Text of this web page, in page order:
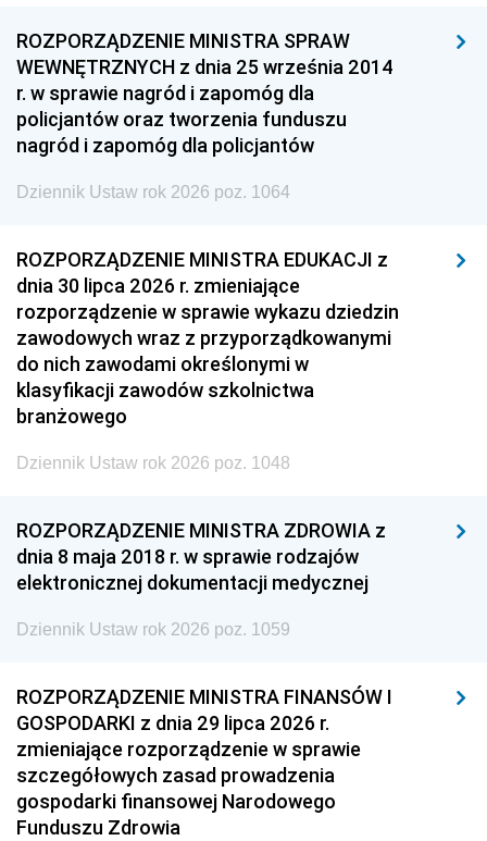
ROZPORZĄDZENIE MINISTRA SPRAW
WEWNĘTRZNYCH z dnia 25 września 2014
r. w sprawie nagród i zapomóg dla
policjantów oraz tworzenia funduszu
nagród i zapomóg dla policjantów
Dziennik Ustaw rok 2026 poz. 1064
ROZPORZĄDZENIE MINISTRA EDUKACJI z
dnia 30 lipca 2026 r. zmieniające
rozporządzenie w sprawie wykazu dziedzin
zawodowych wraz z przyporządkowanymi
do nich zawodami określonymi w
klasyfikacji zawodów szkolnictwa
branżowego
Dziennik Ustaw rok 2026 poz. 1048
ROZPORZĄDZENIE MINISTRA ZDROWIA z
dnia 8 maja 2018 r. w sprawie rodzajów
elektronicznej dokumentacji medycznej
Dziennik Ustaw rok 2026 poz. 1059
ROZPORZĄDZENIE MINISTRA FINANSÓW I
GOSPODARKI z dnia 29 lipca 2026 r.
zmieniające rozporządzenie w sprawie
szczegółowych zasad prowadzenia
gospodarki finansowej Narodowego
Funduszu Zdrowia